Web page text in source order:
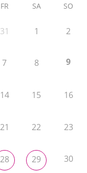
FR SA SO
31 1 2
7 8 9
14 15 16
21 22 23
28 29 30